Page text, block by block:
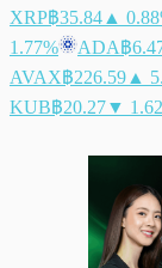
XRP฿35.84 ▲
1.77%
ADA฿
AVAX฿226.59 ▲
KUB฿20.27▼